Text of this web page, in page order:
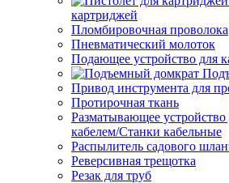
картриджей
Пломбировочная проволока
Пневматический молоток
Подающее устройство для
Привод инструмента для
Протирочная ткань
Разматывающее устройство
кабелем/Станки кабельные
Распылитель садового
Реверсивная трещотка
Резак для труб